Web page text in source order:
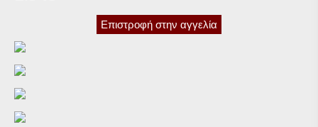
Επιστροφή στην αγγελία